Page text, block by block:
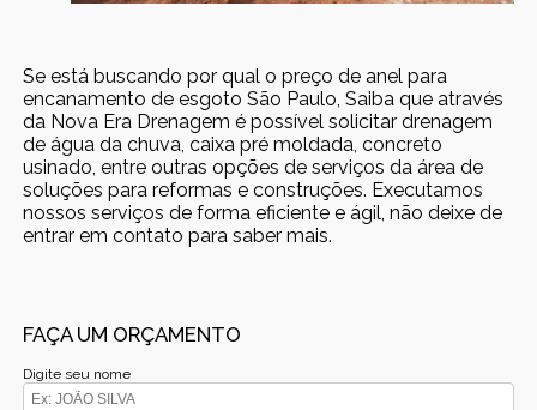
Se está buscando por qual o preço de anel para
encanamento de esgoto São Paulo, Saiba que através
da Nova Era Drenagem é possível solicitar drenagem
de água da chuva, caixa pré moldada, concreto
usinado, entre outras opções de serviços da área de
soluções para reformas e construções. Executamos
nossos serviços de forma eficiente e ágil, não deixe de
entrar em contato para saber mais.
FAÇA UM ORÇAMENTO
Digite seu nome